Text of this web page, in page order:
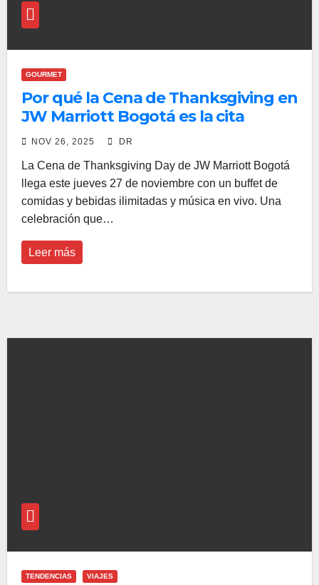
GOURMET
Por qué la Cena de Thanksgiving en
JW Marriott Bogotá es la cita
imperdible de noviembre
NOV 26, 2025 DR
La Cena de Thanksgiving Day de JW Marriott Bogotá
llega este jueves 27 de noviembre con un buffet de
comidas y bebidas ilimitadas y música en vivo. Una
celebración que…
Leer más
TENDENCIAS VIAJES